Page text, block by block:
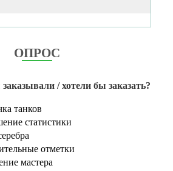
ОПРОС
/ хотели бы заказать?
танков
статистики
отметки
мастера